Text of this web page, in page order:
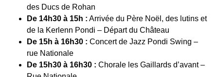
des Ducs de Rohan
De 14h30 à 15h : Arrivée du Père Noël, des lutins et
de la Kerlenn Pondi – Départ du Château
De 15h à 16h30 : Concert de Jazz Pondi Swing –
rue Nationale
De 15h30 à 16h30 : Chorale les Gaillards d’avant –